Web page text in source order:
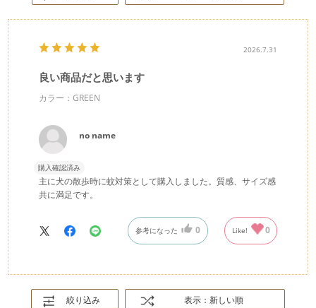
2026.7.31
良い商品だと思います
カラー：GREEN
no name
購入確認済み
主に犬の散歩時に蚊対策として購入しました。質感、サイズ感
共に満足です。
参考になった 0 Like! 0
絞り込み 表示：新しい順